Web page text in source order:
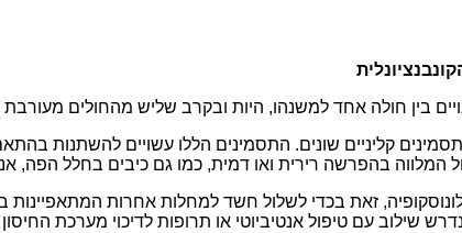
בין חולה אחד למשנהו, היות ובקרב שליש מהחולים
קליניים שונים. התסמינים הללו עשויים להשתנות
בהפרשה רירית ואו דמית, כמו גם כיבים בחלל הפה,
זאת בכדי לשלול חשד למחלות אחרות המתאפיינות
שילוב עם טיפול אנטיביוטי או תרופות לדיכוי מערכת